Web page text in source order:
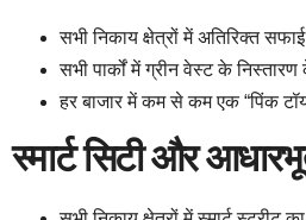
सभी निकाय क्षेत्रों में अतिरिक्त सफाई
सभी पार्कों में ग्रीन वेस्ट के
हर बाजार में कम से कम एक “पिंक
स्मार्ट सिटी और